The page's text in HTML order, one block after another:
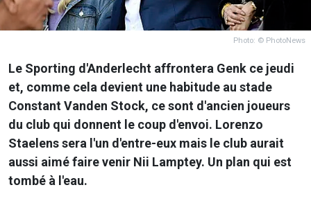
Photo: © PhotoNews
Le Sporting d'Anderlecht affrontera Genk ce jeudi
et, comme cela devient une habitude au stade
Constant Vanden Stock, ce sont d'ancien joueurs
du club qui donnent le coup d'envoi. Lorenzo
Staelens sera l'un d'entre-eux mais le club aurait
aussi aimé faire venir Nii Lamptey. Un plan qui est
tombé à l'eau.